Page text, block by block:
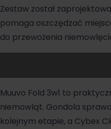
Zestaw został
pomaga oszczędzać
do przewożenia
Muuvo Fold 3w1 to
niemowląt. Gondola
kolejnym etapie, a Cybex